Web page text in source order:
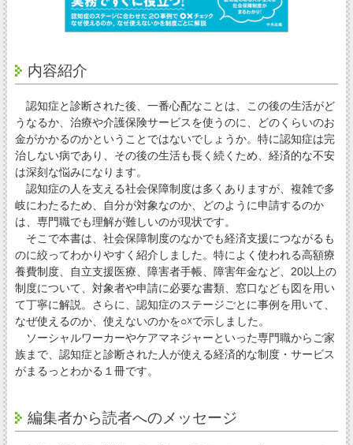
内容紹介
認知症と診断された後、一番心配なことは、この後の生活がど
うなるか、治療や介護保険サービスを使うのに、どのくらいのお
金がかかるのかということではないでしょうか。特に認知症は完
治しない病であり、その後の生活も長く続くため、経済的な不安
は深刻な悩みになります。
認知症の人を支える社会保障制度は多くありますが、複雑で多
岐にわたるため、自分が対象なのか、どのように申請するのか
は、専門職でも理解が難しいのが現状です。
そこで本書は、社会保障制度のなかでも経済支援につながるも
のに絞ってわかりやすく紹介しました。特によく使われる高額療
養費制度、自立支援医療、障害者手帳、障害年金など、20以上の
制度について、対象者や申請に必要な書類、窓口なども図を用い
て丁寧に解説。さらに、認知症のステージごとに事例を用いて、
なぜ使えるのか、使えないのかを○☓で示しました。
ソーシャルワーカーやケアマネジャーといった専門職からご家
族まで、認知症と診断された人が使える経済的な制度・サービス
がまるっとわかる１冊です。
編集者から読者へのメッセージ